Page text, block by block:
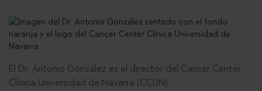
El Dr. Antonio González es el director del Cancer Center
Clínica Universidad de Navarra (CCUN).